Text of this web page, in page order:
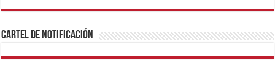
1xbetBetturkeyBetistKralbetSupertotobetTipobetMatadorbetMariobet
https://mvbcasino.com/
Cartel de Notificación